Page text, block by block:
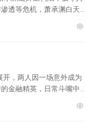
透等危机，萧承渊白天
开，两人因一场意外成为
金融精英，日常斗嘴中